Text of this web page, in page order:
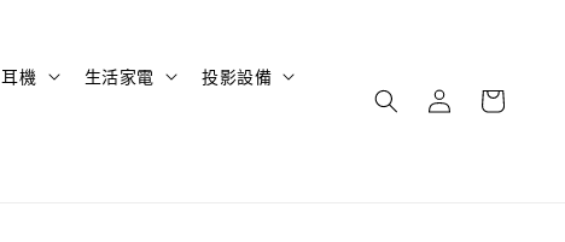
耳機 生活家電 投影設備